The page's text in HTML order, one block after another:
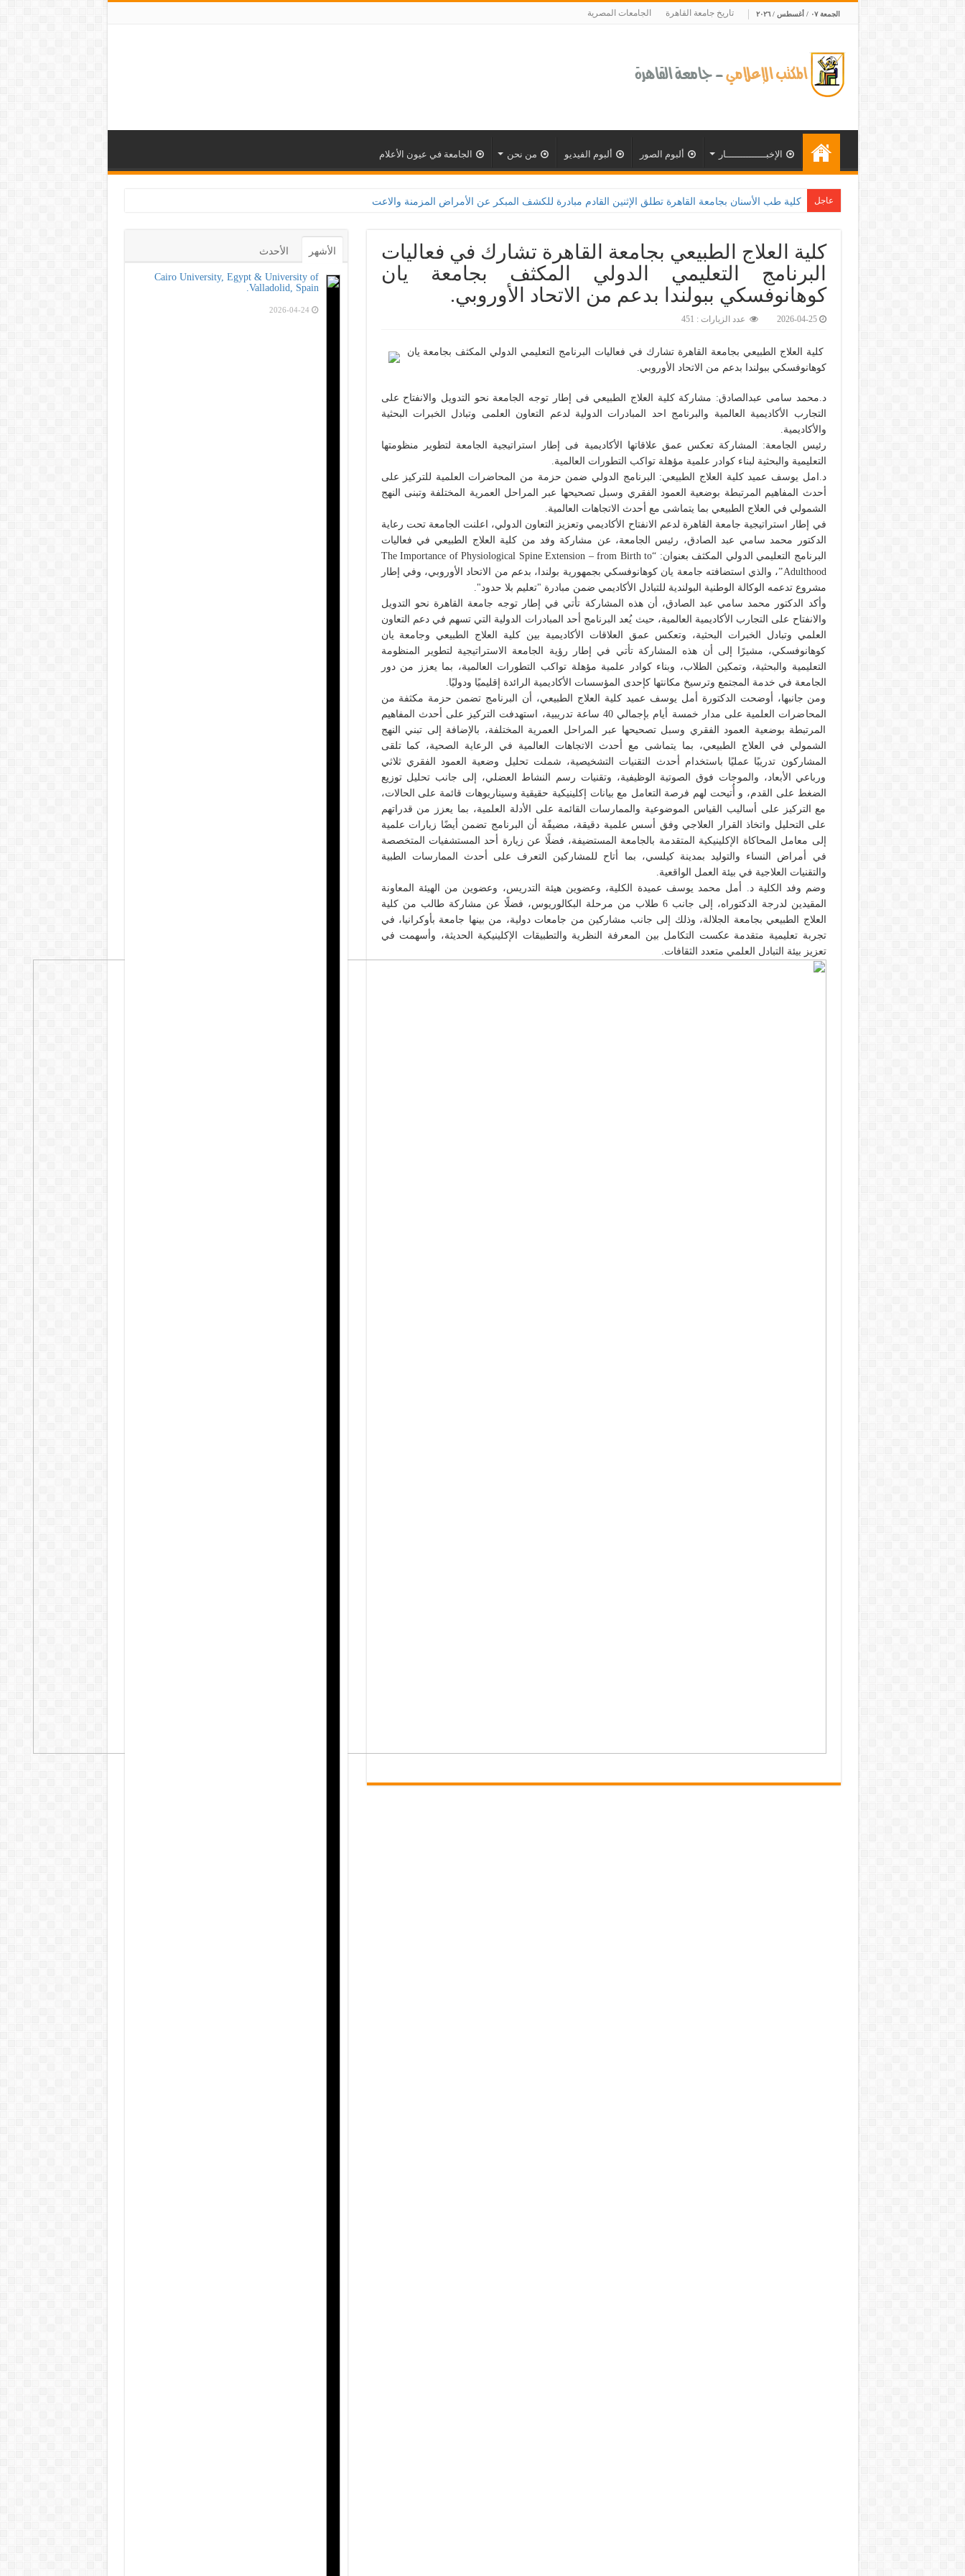
الجمعة ٠٧ / أغسطس / ٢٠٢٦ تاريخ جامعة القاهرة الجامعات المصرية
الإخبــــــــــــــار ألبوم الصور ألبوم الفيديو من نحن الجامعة في عيون الأعلام
عاجل
كلية العلاج الطبيعي بجامعة القاهرة تشارك في فعاليات
البرنامج التعليمي الدولي المكثف بجامعة يان
كوهانوفسكي ببولندا بدعم من الاتحاد الأوروبي.
2026-04-25 عدد الزيارات : 451
كلية العلاج الطبيعي بجامعة القاهرة تشارك في فعاليات البرنامج التعليمي الدولي المكثف بجامعة يان
كوهانوفسكي ببولندا بدعم من الاتحاد الأوروبي.
د.محمد سامى عبدالصادق: مشاركة كلية العلاج الطبيعي فى إطار توجه الجامعة نحو التدويل والانفتاح على
التجارب الأكاديمية العالمية والبرنامج احد المبادرات الدولية لدعم التعاون العلمى وتبادل الخبرات البحثية
والأكاديمية.
رئيس الجامعة: المشاركة تعكس عمق علاقاتها الأكاديمية فى إطار استراتيجية الجامعة لتطوير منظومتها
التعليمية والبحثية لبناء كوادر علمية مؤهلة تواكب التطورات العالمية.
د.امل يوسف عميد كلية العلاج الطبيعي: البرنامج الدولي ضمن حزمة من المحاضرات العلمية للتركيز على
أحدث المفاهيم المرتبطة بوضعية العمود الفقري وسبل تصحيحها عبر المراحل العمرية المختلفة وتبنى النهج
الشمولي في العلاج الطبيعي بما يتماشى مع أحدث الاتجاهات العالمية.
في إطار استراتيجية جامعة القاهرة لدعم الانفتاح الأكاديمي وتعزيز التعاون الدولي، اعلنت الجامعة تحت رعاية
الدكتور محمد سامي عبد الصادق، رئيس الجامعة، عن مشاركة وفد من كلية العلاج الطبيعي في فعاليات
البرنامج التعليمي الدولي المكثف بعنوان: “The Importance of Physiological Spine Extension – from Birth to
Adulthood”، والذي استضافته جامعة يان كوهانوفسكي بجمهورية بولندا، بدعم من الاتحاد الأوروبي، وفي إطار
مشروع تدعمه الوكالة الوطنية البولندية للتبادل الأكاديمي ضمن مبادرة "تعليم بلا حدود".
وأكد الدكتور محمد سامي عبد الصادق، أن هذه المشاركة تأتي في إطار توجه جامعة القاهرة نحو التدويل
والانفتاح على التجارب الأكاديمية العالمية، حيث يُعد البرنامج أحد المبادرات الدولية التي تسهم في دعم التعاون
العلمي وتبادل الخبرات البحثية، وتعكس عمق العلاقات الأكاديمية بين كلية العلاج الطبيعي وجامعة يان
كوهانوفسكي، مشيرًا إلى أن هذه المشاركة تأتي في إطار رؤية الجامعة الاستراتيجية لتطوير المنظومة
التعليمية والبحثية، وتمكين الطلاب، وبناء كوادر علمية مؤهلة تواكب التطورات العالمية، بما يعزز من دور
الجامعة في خدمة المجتمع وترسيخ مكانتها كإحدى المؤسسات الأكاديمية الرائدة إقليميًا ودوليًا.
ومن جانبها، أوضحت الدكتورة أمل يوسف عميد كلية العلاج الطبيعي، أن البرنامج تضمن حزمة مكثفة من
المحاضرات العلمية على مدار خمسة أيام بإجمالي 40 ساعة تدريبية، استهدفت التركيز على أحدث المفاهيم
المرتبطة بوضعية العمود الفقري وسبل تصحيحها عبر المراحل العمرية المختلفة، بالإضافة إلى تبني النهج
الشمولي في العلاج الطبيعي، بما يتماشى مع أحدث الاتجاهات العالمية في الرعاية الصحية، كما تلقى
المشاركون تدريبًا عمليًا باستخدام أحدث التقنيات التشخيصية، شملت تحليل وضعية العمود الفقري ثلاثي
ورباعي الأبعاد، والموجات فوق الصوتية الوظيفية، وتقنيات رسم النشاط العضلي، إلى جانب تحليل توزيع
الضغط على القدم، و أُتيحت لهم فرصة التعامل مع بيانات إكلينيكية حقيقية وسيناريوهات قائمة على الحالات،
مع التركيز على أساليب القياس الموضوعية والممارسات القائمة على الأدلة العلمية، بما يعزز من قدراتهم
على التحليل واتخاذ القرار العلاجي وفق أسس علمية دقيقة، مضيفًة أن البرنامج تضمن أيضًا زيارات علمية
إلى معامل المحاكاة الإكلينيكية المتقدمة بالجامعة المستضيفة، فضلًا عن زيارة أحد المستشفيات المتخصصة
في أمراض النساء والتوليد بمدينة كيلسي، بما أتاح للمشاركين التعرف على أحدث الممارسات الطبية
والتقنيات العلاجية في بيئة العمل الواقعية.
وضم وفد الكلية د. أمل محمد يوسف عميدة الكلية، وعضوين هيئة التدريس، وعضوين من الهيئة المعاونة
المقيدين لدرجة الدكتوراه، إلى جانب 6 طلاب من مرحلة البكالوريوس، فضلًا عن مشاركة طالب من كلية
العلاج الطبيعي بجامعة الجلالة، وذلك إلى جانب مشاركين من جامعات دولية، من بينها جامعة بأوكرانيا، في
تجربة تعليمية متقدمة عكست التكامل بين المعرفة النظرية والتطبيقات الإكلينيكية الحديثة، وأسهمت في
تعزيز بيئة التبادل العلمي متعدد الثقافات.
الأشهر الأحدث
Cairo University, Egypt & University of
Valladolid, Spain.
2026-04-24